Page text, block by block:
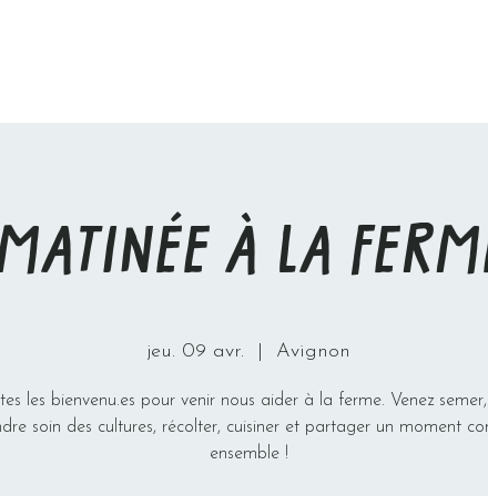
À LA
jeu. 09 avr. Avignon
les bienvenu.es pour venir nous aider à la ferme. Venez
soin des cultures, récolter, cuisiner et partager un moment
ensemble !